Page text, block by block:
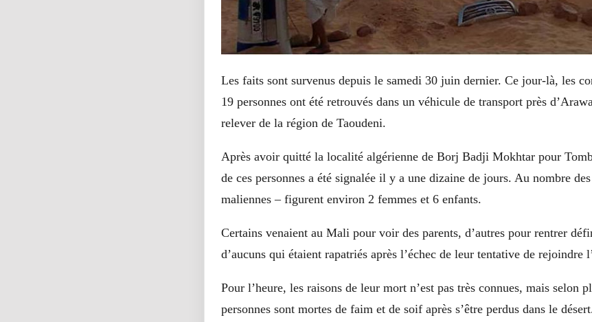
Les faits sont survenus depuis le samedi 30 juin dernier. Ce jour-là, les
19 personnes ont été retrouvés dans un véhicule de transport près
relever de la région de Taoudeni.
Après avoir quitté la localité algérienne de Borj Badji Mokhtar pour
de ces personnes a été signalée il y a une dizaine de jours. Au nombre
maliennes – figurent environ 2 femmes et 6 enfants.
Certains venaient au Mali pour voir des parents, d’autres pour rentrer
d’aucuns qui étaient rapatriés après l’échec de leur tentative de rejoindre
Pour l’heure, les raisons de leur mort n’est pas très connues, mais selon
personnes sont mortes de faim et de soif après s’être perdus dans le